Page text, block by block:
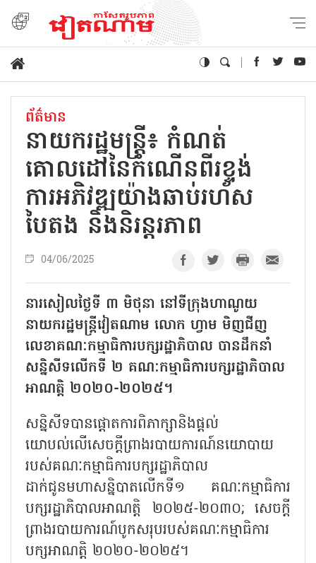
ព័ត៌មាន
នាយករដ្ឋមន្ត្រី៖ កំណត់​
គោលដៅនៃ​កំណើនពីរខ្ទង់
ការអភិវឌ្ឍយ៉ាងឆាប់រហ័ស
បៃតង និងនិរន្តរភាព
04/06/2025
នារសៀលថ្ងៃទី ៣ មិថុនា នៅទីក្រុងហាណូយ
នាយករដ្ឋមន្ត្រីវៀតណាម លោក ហ្វាម មិញជីញ
លេខាគណៈកម្មាធិការបក្សរដ្ឋាភិបាល បានដឹកនាំ
សន្និសីទលើកទី ២ គណៈកម្មាធិការបក្សរដ្ឋាភិបាល
អាណត្តិ ២០២០-២០២៥។
សន្និសីទបានផ្តោតការពិភាក្សានិងផ្តល់
យោបល់លើសេចក្តីព្រាងរបាយការណ៍នយោបាយ
របស់គណៈកម្មាធិការបក្សរដ្ឋាភិបាល
ដាក់ជូនមហាសន្និបាតលើកទី១ គណៈកម្មាធិការ
បក្សរដ្ឋាភិបាលអាណត្តិ ២០២៥-២០៣០; សេចក្តី
ព្រាងរបាយការណ៍បូកសរុបរបស់គណៈកម្មាធិការ
បក្សអាណត្តិ ២០២០-២០២៥។